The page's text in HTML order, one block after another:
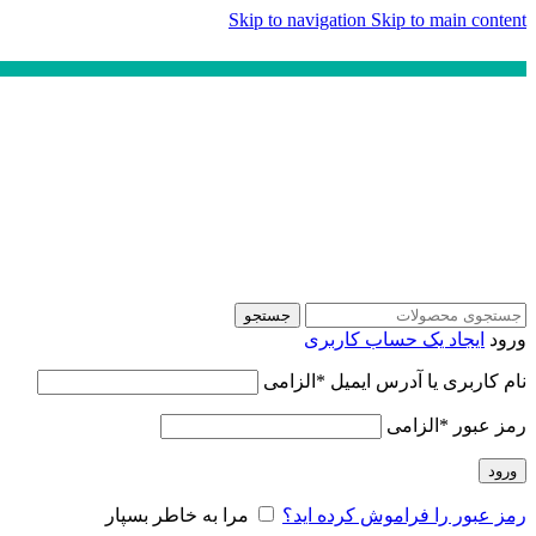
Skip to navigation Skip to main content
جستجو
ورود ایجاد یک حساب کاربری
نام کاربری یا آدرس ایمیل * الزامی
رمز عبور * الزامی
ورود
رمز عبور را فراموش کرده اید؟ مرا به خاطر بسپار